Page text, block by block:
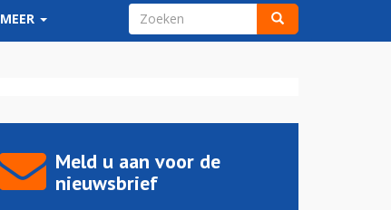
MEER ZOEKVELD
Meld u aan voor de
nieuwsbrief